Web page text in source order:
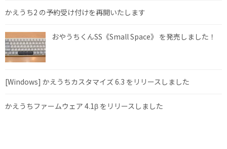
かえうち2 の予約受け付けを再開いたします
おやうちくんSS《Small Space》 を発売しました！
[Windows] かえうちカスタマイズ 6.3 をリリースしました
かえうちファームウェア 4.1β をリリースしました